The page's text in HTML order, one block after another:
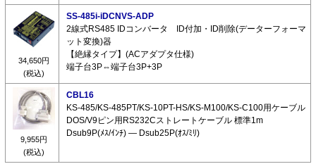
34,650円
(税込)
SS-485i-iDCNVS-ADP
2線式RS485 IDコンバータ ID付加・ID削除(データーフォーマ
ット変換)器
【絶縁タイプ】(ACアダプタ仕様)
端子台3P⇔端子台3P+3P
9,955円
(税込)
CBL16
KS-485/KS-485PT/KS-10PT-HS/KS-M100/KS-C100用ケーブル
DOS/V9ピン用RS232Cストレートケーブル 標準1m
Dsub9P(ﾒｽ/ｲﾝﾁ) ― Dsub25P(ｵｽ/ﾐﾘ)